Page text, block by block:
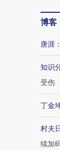
博客
唐涯 ：
知识
受伤
丁金
村夫
续加